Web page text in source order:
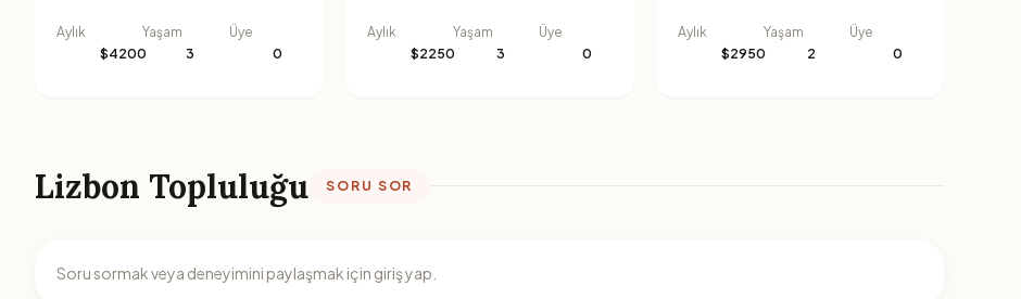
Aylık
$4200
Yaşam
3
Üye
0
Aylık
$2250
Yaşam
3
Üye
0
Aylık
$2950
Yaşam
2
Üye
0
Lizbon Topluluğu SORU SOR
Soru sormak veya deneyimini paylaşmak için giriş yap.